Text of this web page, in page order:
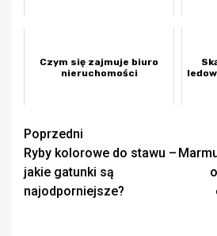
Czym się zajmuje biuro
nieruchomości
Zobacz
wpisy
Poprzedni
Ryby kolorowe do stawu –
jakie gatunki są
najodporniejsze?